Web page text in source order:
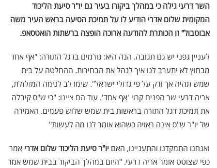
השר דרעי גילה כי במהלך ביקורו בעיר גם יו"ר סיעת הליכוד
המקומית שלום אדרי הודיע לו על תמיכת הסיעה בראש העיר משה
אבוטבול" זו הכותרת להודעה ארוכה הופצה ברשתות הואטסאפ.
לעניין גפני יש גם תגובה. הנה היא: גורמים בדגל התורה: "אף אחד
מבחוץ לא יתערב לנו איך לנהל את הבחירות. ההחלטה על בית
שמש תהיה אך ורק על פי גדולי ישראל". שימו לב לנימה המזלזלת,
אריה דרעי שר הפנים קרוי 'אף אחד'. עוד הם ציינו: "כי ש"ס קיבלה
את תמיכת דגל התורה בראשות בית שמש שלוש פעמים. האמירה
של יו"ר ש"ס אינה ראויה כשהוא אומר לנו מה לעשות"
ואנחנו התמקדנו והתעניינו, האם יו"ר סיעת הליכוד שלום אדרי אמר
כפי שצוטט אומר אריה דרעי. "היום במהלך הביקור בבית שמש אמר